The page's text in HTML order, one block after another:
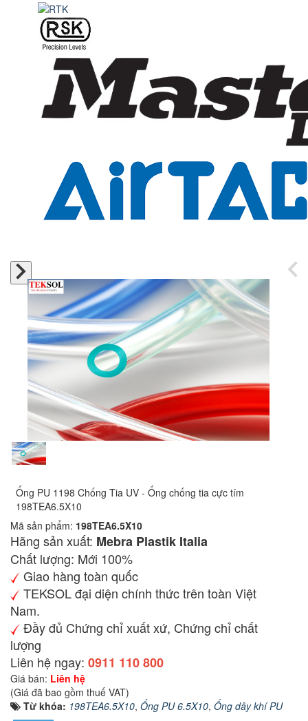
Ống PU 1198 Chống Tia UV - Ống chống tia cực tím
198TEA6.5X10
Mã sản phẩm: 198TEA6.5X10
Hãng sản xuất: Mebra Plastik Italia
Chất lượng: Mới 100%
Giao hàng toàn quốc
TEKSOL đại diện chính thức trên toàn Việt
Nam.
Đầy đủ Chứng chỉ xuất xứ, Chứng chỉ chất
lượng
Liên hệ ngay: 0911 110 800
Giá bán: Liên hệ
(Giá đã bao gồm thuế VAT)
Từ khóa: 198TEA6.5X10, Ống PU 6.5X10, Ống dây khí PU